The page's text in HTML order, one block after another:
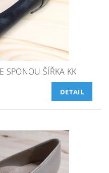
SPONOU ŠÍŘKA KK
DETAIL